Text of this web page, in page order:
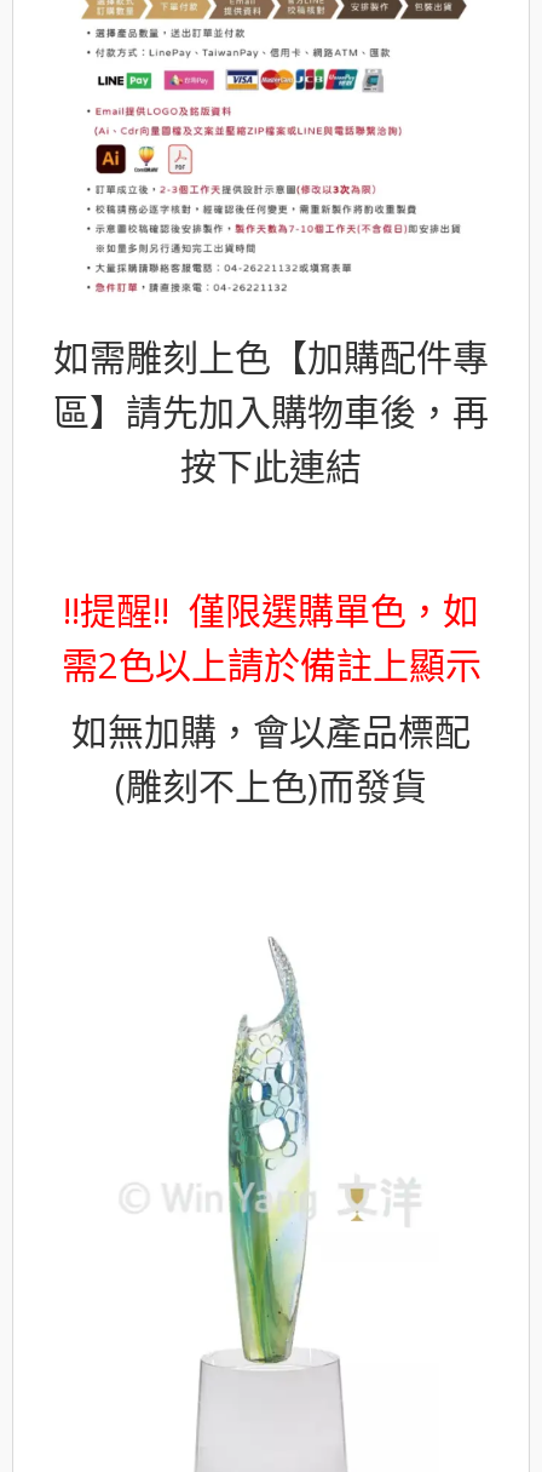
如需雕刻上色【加購配件專
區】請先加入購物車後，再
按下此連結
!!提醒!! 僅限選購單色，如
需2色以上請於備註上顯示
如無加購，會以產品標配
(雕刻不上色)而發貨